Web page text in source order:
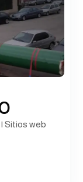
|Sitios web